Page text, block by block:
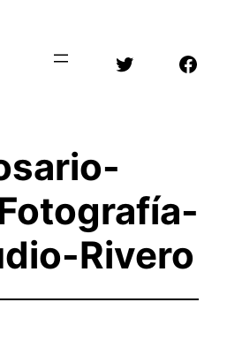
Twitter
Rivero